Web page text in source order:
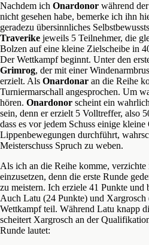
Nachdem ich Onardonor während
nicht gesehen habe, bemerke ich ihn
geradezu übersinnliches
Traverike jeweils 5 Teilnehmer, die
Bolzen auf eine kleine Zielscheibe in
Der Wettkampf beginnt. Unter den
Grimrog, der mit einer
erzielt. Als Onardonar an die Reihe
Turniermarschall angesprochen. Um
hören. Onardonor scheint ein
sein, denn er erzielt 5 Volltreffer, also
dass es vor jedem Schuss einige kleine
Lippenbewegungen durchführt,
Meisterschuss Spruch zu weben.
Als ich an die Reihe komme, verzichte
einzusetzen, denn die erste Runde
zu meistern. Ich erziele 41 Punkte
Auch Latu (24 Punkte) und Xargrosch
Wettkampf teil. Während Latu knapp
scheitert Xargrosch an der
Runde lautet: